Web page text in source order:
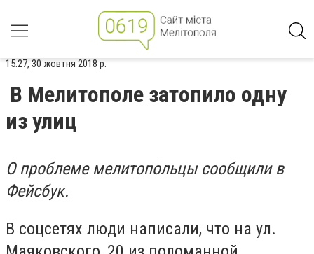
15:27, 30 жовтня 2018 р.
В Мелитополе затопило одну
из улиц
О проблеме мелитопольцы сообщили в
Фейсбук.
В соцсетях люди написали, что на ул.